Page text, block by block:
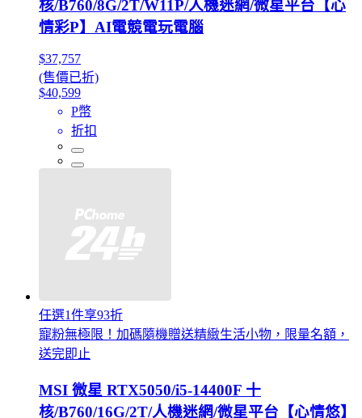
核/B760/8G/2T/W11P/人機迷網/微星平台【心
情彩P】AI電競電玩電腦
$37,757
(售價已折)
$40,599
P幣
折扣
任選1件享93折
寵粉無極限！加碼隨機贈送精緻生活小物，限量名額，
送完即止
MSI 微星 RTX5050/i5-14400F 十
核/B760/16G/2T/人機迷網/微星平台【心情悠】